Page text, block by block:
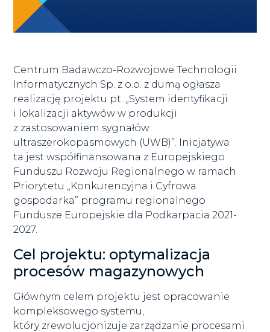
Centrum Badawczo-Rozwojowe Technologii
Informatycznych Sp. z o.o. z dumą ogłasza
realizację projektu pt. „System identyfikacji
i lokalizacji aktywów w produkcji
z zastosowaniem sygnałów
ultraszerokopasmowych (UWB)”. Inicjatywa
ta jest współfinansowana z Europejskiego
Funduszu Rozwoju Regionalnego w ramach
Priorytetu „Konkurencyjna i Cyfrowa
gospodarka” programu regionalnego
Fundusze Europejskie dla Podkarpacia 2021-
2027.
Cel projektu: optymalizacja
procesów magazynowych
Głównym celem projektu jest opracowanie
kompleksowego systemu,
który zrewolucjonizuje zarządzanie procesami